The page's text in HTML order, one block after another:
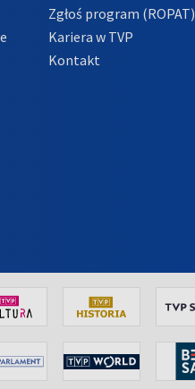
Zgłoś program (ROPAT)
Kariera w TVP
Kontakt